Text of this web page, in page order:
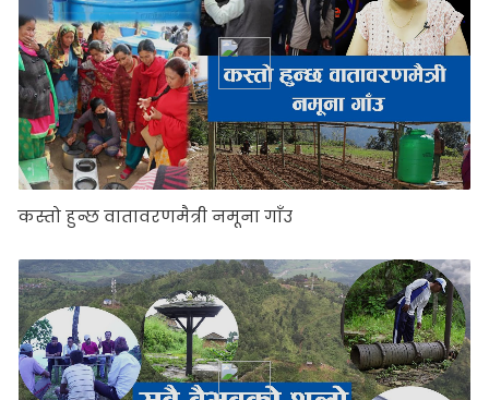
कस्तो हुन्छ वातावरणमैत्री नमूना गाँउ